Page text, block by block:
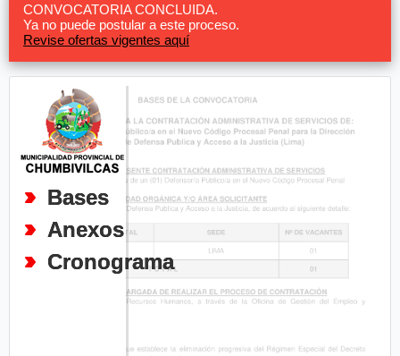
CONVOCATORIA CONCLUIDA.
Ya no puede postular a este proceso.
Revise ofertas vigentes aquí
Bases
Anexos
Cronograma